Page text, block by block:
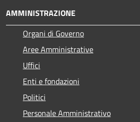
AMMINISTRAZIONE
Organi di Governo
Aree Amministrative
Uffici
Enti e fondazioni
Politici
Personale Amministrativo